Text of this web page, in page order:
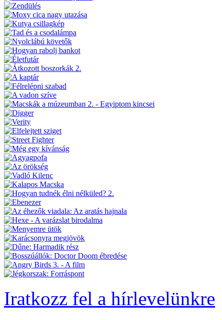
Iratkozz fel a hírlevelünkre